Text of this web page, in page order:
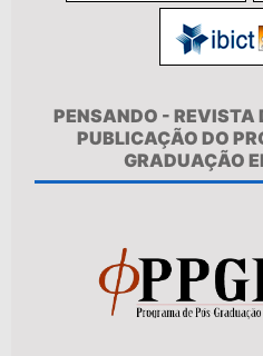
PENSANDO - REVISTA
PUBLICAÇÃO DO
GRADUAÇÃO